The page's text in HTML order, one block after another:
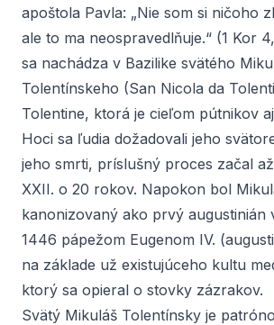
apoštola Pavla: „Nie som si ničoho
ale to ma neospravedlňuje.“ (1 Kor
sa nachádza v Bazilike svätého
Tolentínskeho (San Nicola da
Tolentine, ktorá je cieľom pútnikov
Hoci sa ľudia dožadovali jeho
jeho smrti, príslušný proces začal
XXII. o 20 rokov. Napokon bol
kanonizovaný ako prvý augustinián
1446 pápežom Eugenom IV.
na základe už existujúceho kultu
ktorý sa opieral o stovky zázrakov.
Svätý Mikuláš Tolentínsky je